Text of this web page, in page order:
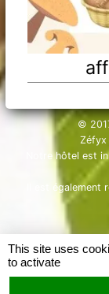
©
Notre hôtel est
Il est
This site uses
to activate